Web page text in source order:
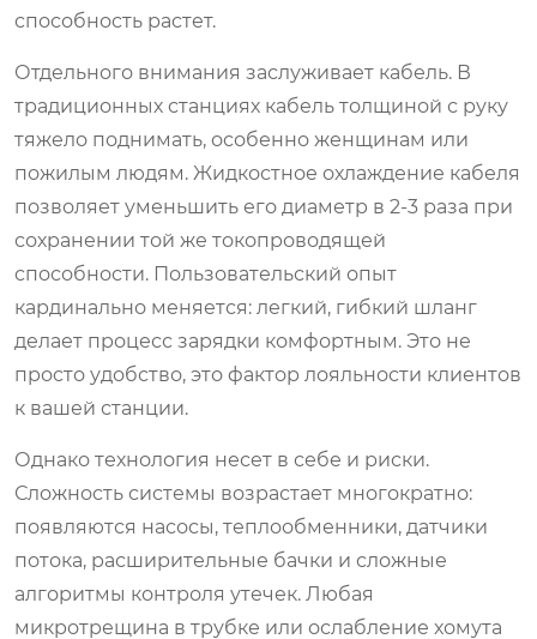
способность растет.
Отдельного внимания заслуживает кабель. В
традиционных станциях кабель толщиной с руку
тяжело поднимать, особенно женщинам или
пожилым людям. Жидкостное охлаждение кабеля
позволяет уменьшить его диаметр в 2-3 раза при
сохранении той же токопроводящей
способности. Пользовательский опыт
кардинально меняется: легкий, гибкий шланг
делает процесс зарядки комфортным. Это не
просто удобство, это фактор лояльности клиентов
к вашей станции.
Однако технология несет в себе и риски.
Сложность системы возрастает многократно:
появляются насосы, теплообменники, датчики
потока, расширительные бачки и сложные
алгоритмы контроля утечек. Любая
микротрещина в трубке или ослабление хомута